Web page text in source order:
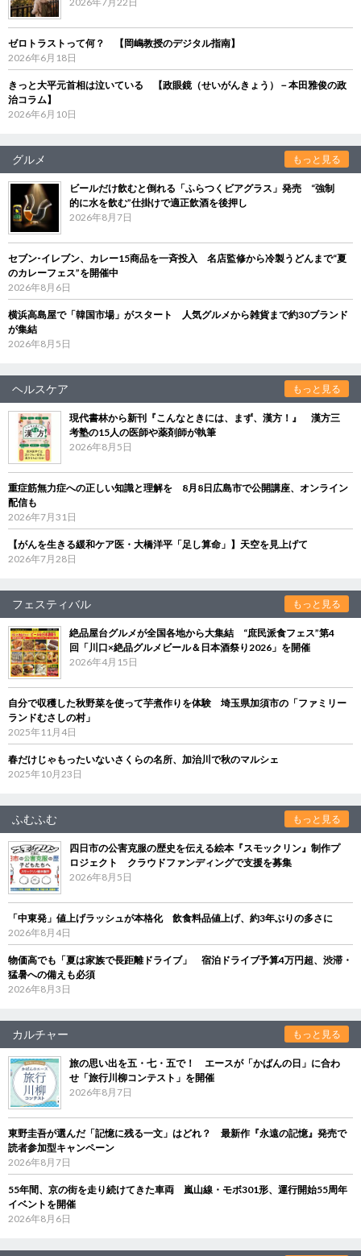
ゼロトラストって何？ 【岡嶋教授のデジタル指南】
2026年6月18日
きっと大平元首相は泣いている 【政眼鏡（せいがんきょう）－本田雅俊の政
治コラム】
2026年6月10日
グルメ もっと見る
ビールだけ飲むと倒れる「ふらつくビアグラス」発売 “強制
的に水を飲む”仕掛けで適正飲酒を後押し
2026年8月7日
セブン‐イレブン、カレー15商品を一斉投入 名店監修から冷製うどんまで“夏
のカレーフェス”を開催中
2026年8月6日
横浜高島屋で「韓国市場」がスタート 人気グルメから雑貨まで約30ブランド
が集結
2026年8月5日
ヘルスケア もっと見る
現代書林から新刊『こんなときには、まず、漢方！』 漢方三
考塾の15人の医師や薬剤師が執筆
2026年8月5日
重症筋無力症への正しい知識と理解を 8月8日広島市で公開講座、オンライン
配信も
2026年7月31日
【がんを生きる緩和ケア医・大橋洋平「足し算命」】天空を見上げて
2026年7月28日
フェスティバル もっと見る
絶品屋台グルメが全国各地から大集結 “庶民派食フェス”第4
回「川口×絶品グルメビール＆日本酒祭り2026」を開催
2026年4月15日
自分で収穫した秋野菜を使って芋煮作りを体験 埼玉県加須市の「ファミリー
ランドむさしの村」
2025年11月4日
春だけじゃもったいないさくらの名所、加治川で秋のマルシェ
2025年10月23日
ふむふむ もっと見る
四日市の公害克服の歴史を伝える絵本『スモックリン』制作プ
ロジェクト クラウドファンディングで支援を募集
2026年8月5日
「中東発」値上げラッシュが本格化 飲食料品値上げ、約3年ぶりの多さに
2026年8月4日
物価高でも「夏は家族で長距離ドライブ」 宿泊ドライブ予算4万円超、渋滞・
猛暑への備えも必須
2026年8月3日
カルチャー もっと見る
旅の思い出を五・七・五で！ エースが「かばんの日」に合わ
せ「旅行川柳コンテスト」を開催
2026年8月7日
東野圭吾が選んだ「記憶に残る一文」はどれ？ 最新作『永遠の記憶』発売で
読者参加型キャンペーン
2026年8月7日
55年間、京の街を走り続けてきた車両 嵐山線・モボ301形、運行開始55周年
イベントを開催
2026年8月6日